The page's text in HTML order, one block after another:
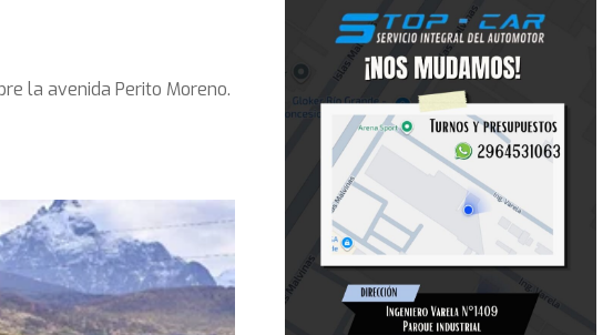
la avenida Perito Moreno.